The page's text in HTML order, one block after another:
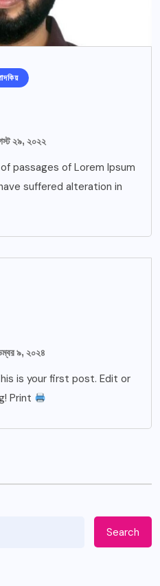
২৯, ২০২২
passages of Lorem Ipsum
suffered alteration in
৯, ২০২৪
is your first post. Edit or
Print
Search